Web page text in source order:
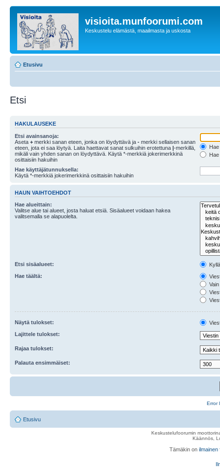
visioita.munfoorumi.com
Keskustelu elämästä, maailmasta ja uskosta
Etusivu
Etsi
HAKULAUSEKE
Etsi avainsanoja:
Aseta + merkki sanan eteen, jonka on löydyttävä ja - merkki sellaisen sanan
eteen, jota ei saa löytyä. Laita haettavat sanat sulkuihin erotettuna |-merkillä,
mikäli vain yhden sanan on löydyttävä. Käytä *-merkkiä jokerimerkkinä
osittaisiin hakuihin
Hae käyttäjätunnuksella:
Käytä *-merkkiä jokerimerkkinä osittaisiin hakuihin
HAUN VAIHTOEHDOT
Hae alueittain:
Valitse alue tai alueet, josta haluat etsiä. Sisäalueet voidaan hakea
valitsemalla se alapuolelta.
Etsi sisäalueet:
Hae täältä:
Näytä tulokset:
Lajittele tulokset:
Rajaa tulokset:
Palauta ensimmäiset:
Error
Etusivu
Keskustelufoorumin
Käännös,
Tämäkin on ilmainen